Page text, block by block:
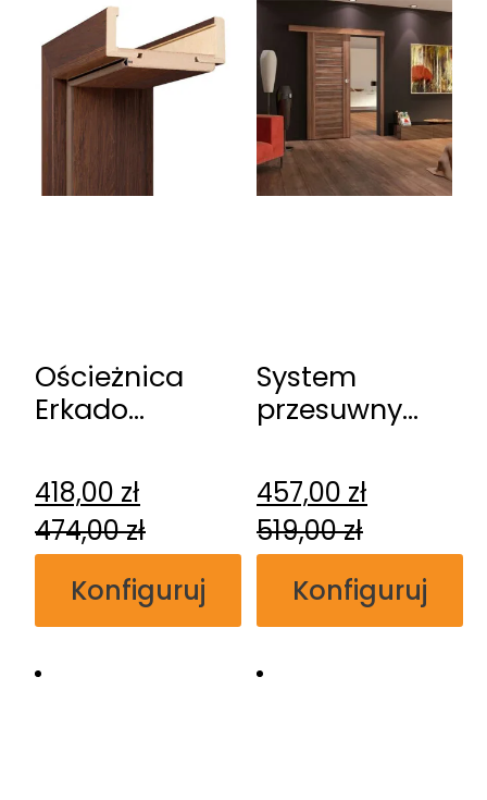
Ościeżnica
Erkado
przylgowa
418,00 zł
474,00zł
Konfiguruj
System
przesuwny
naścienny
457,00 zł
519,00zł
Konfiguruj